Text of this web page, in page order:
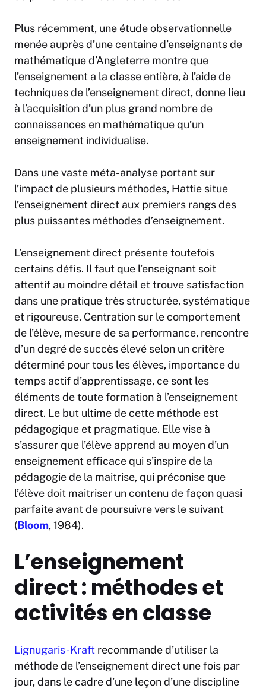
Plus récemment, une étude observationnelle
menée auprès d’une centaine d’enseignants de
mathématique d’Angleterre montre que
l’enseignement a la classe entière, à l’aide de
techniques de l’enseignement direct, donne lieu
à l’acquisition d’un plus grand nombre de
connaissances en mathématique qu’un
enseignement individualise.
Dans une vaste méta-analyse portant sur
l’impact de plusieurs méthodes, Hattie situe
l’enseignement direct aux premiers rangs des
plus puissantes méthodes d’enseignement.
L’enseignement direct présente toutefois
certains défis. Il faut que l’enseignant soit
attentif au moindre détail et trouve satisfaction
dans une pratique très structurée, systématique
et rigoureuse. Centration sur le comportement
de l’élève, mesure de sa performance, rencontre
d’un degré de succès élevé selon un critère
déterminé pour tous les élèves, importance du
temps actif d’apprentissage, ce sont les
éléments de toute formation à l’enseignement
direct. Le but ultime de cette méthode est
pédagogique et pragmatique. Elle vise à
s’assurer que l’élève apprend au moyen d’un
enseignement efficace qui s’inspire de la
pédagogie de la maitrise, qui préconise que
l’élève doit maitriser un contenu de façon quasi
parfaite avant de poursuivre vers le suivant
(Bloom, 1984).
L’enseignement
direct : méthodes et
activités en classe
Lignugaris-Kraft recommande d’utiliser la
méthode de l’enseignement direct une fois par
jour, dans le cadre d’une leçon d’une discipline